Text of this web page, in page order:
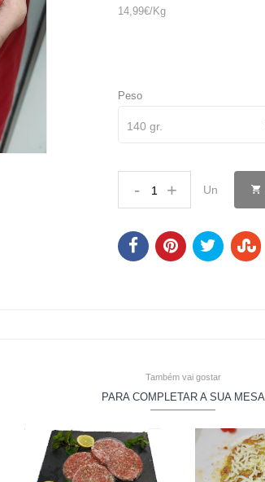
14,99€/Kg
Peso
140 gr.
- + Un
Também vai gostar
PARA COMPLETAR A SUA MESA